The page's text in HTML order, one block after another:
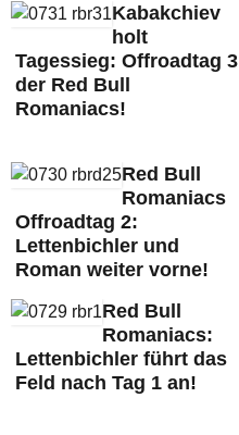
Kabakchiev
holt
Tagessieg: Offroadtag 3
der Red Bull
Romaniacs!
Red Bull
Romaniacs
Offroadtag 2:
Lettenbichler und
Roman weiter vorne!
Red Bull
Romaniacs:
Lettenbichler führt das
Feld nach Tag 1 an!